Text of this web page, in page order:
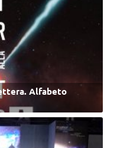
Alfabeto